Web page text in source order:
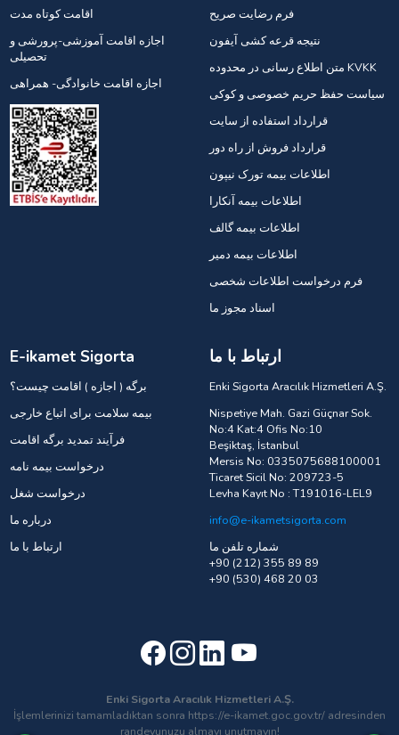
اقامت کوتاه مدت
اجازه اقامت آموزشی-پرورشی و
تحصیلی
اجازه اقامت خانوادگی- همراهی
فرم رضایت صریح
نتیجه قرعه کشی آیفون
متن اطلاع رسانی در محدوده KVKK
سیاست حفظ حریم خصوصی و کوکی
قرارداد استفاده از سایت
قرارداد فروش از راه دور
اطلاعات بیمه تورک نیپون
اطلاعات بیمه آنکارا
اطلاعات بیمه گالف
اطلاعات بیمه دمیر
فرم درخواست اطلاعات شخصی
اسناد مجوز ما
E-ikamet Sigorta
برگه ( اجازه ) اقامت چیست؟
بیمه سلامت برای اتباع خارجی
فرآیند تمدید برگه اقامت
درخواست بیمه نامه
درخواست شغل
درباره ما
ارتباط با ما
ارتباط با ما
Enki Sigorta Aracılık Hizmetleri A.Ş.
Nispetiye Mah. Gazi Güçnar Sok.
No:4 Kat:4 Ofis No:10
Beşiktaş, İstanbul
Mersis No: 0335075688100001
Ticaret Sicil No: 209723-5
Levha Kayıt No : T191016-LEL9
info@e-ikametsigorta.com
شماره تلفن ما
+90 (212) 355 89 89
+90 (530) 468 20 03
Enki Sigorta Aracılık Hizmetleri A.Ş.
İşlemlerinizi tamamladıktan sonra https://e-ikamet.goc.gov.tr/ adresinden
randevunuzu almayı unutmayın!